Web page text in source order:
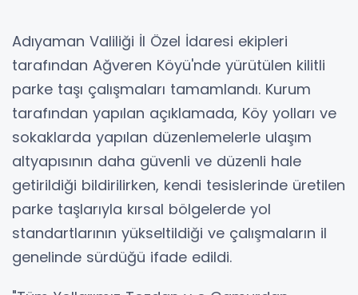
Adıyaman Valiliği İl Özel İdaresi ekipleri
tarafından Ağveren Köyü'nde yürütülen kilitli
parke taşı çalışmaları tamamlandı. Kurum
tarafından yapılan açıklamada, Köy yolları ve
sokaklarda yapılan düzenlemelerle ulaşım
altyapısının daha güvenli ve düzenli hale
getirildiği bildirilirken, kendi tesislerinde üretilen
parke taşlarıyla kırsal bölgelerde yol
standartlarının yükseltildiği ve çalışmaların il
genelinde sürdüğü ifade edildi.